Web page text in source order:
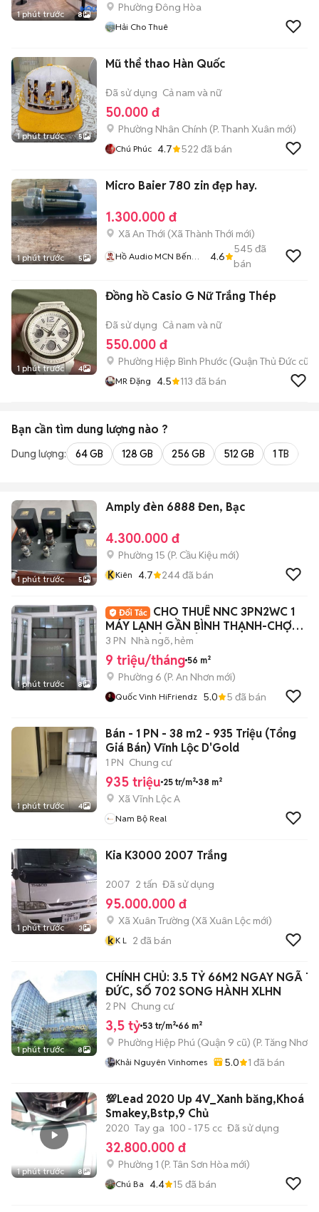
1 phút trước 8
Phường Đông Hòa
Hải Cho Thuê
1 phút trước 5
Mũ thể thao Hàn Quốc
Đã sử dụng Cả nam và nữ
50.000 đ
Phường Nhân Chính (P. Thanh Xuân mới)
Chú Phúc 4.7 522 đã bán
1 phút trước 5
Micro Baier 780 zin đẹp hay.
1.300.000 đ
Xã An Thới (Xã Thành Thới mới)
Hồ Audio MCN Bến
4.6
545 đã
bán
1 phút trước 4
Đồng hồ Casio G Nữ Trắng Thép
Đã sử dụng Cả nam và nữ
550.000 đ
Phường Hiệp Bình Phước (Quận Thủ Đức cũ)
MR Đặng 4.5 113 đã bán
Bạn cần tìm dung lượng nào ?
Dung lượng: 64 GB 128 GB 256 GB 512 GB 1 TB
1 phút trước 5
Amply đèn 6888 Đen, Bạc
4.300.000 đ
Phường 15 (P. Cầu Kiệu mới)
KKiên 4.7 244đã bán
1 phút trước 8
CHO THUÊ NNC 3PN2WC 1
MÁY LẠNH GẦN BÌNH THẠNH-CHỢ
HẠNH THÔNG TÂY
3 PN Nhà ngõ, hẻm
9 triệu/tháng 56 m²
Phường 6 (P. An Nhơn mới)
Quốc Vinh HiFriendz 5.0 5 đã bán
1 phút trước 4
Bán - 1 PN - 38 m2 - 935 Triệu (Tổng
Giá Bán) Vĩnh Lộc D'Gold
1 PN Chung cư
935 triệu 25 tr/m² 38 m²
Xã Vĩnh Lộc A
Nam Bộ Real
1 phút trước 3
Kia K3000 2007 Trắng
2007 2 tấn Đã sử dụng
95.000.000 đ
Xã Xuân Trường (Xã Xuân Lộc mới)
k K L 2 đã bán
1 phút trước 8
CHÍNH CHỦ: 3.5 TỶ 66M2 NGAY NGÃ
ĐỨC, SỐ 702 SONG HÀNH XLHN
2 PN Chung cư
3,5 tỷ 53 tr/m² 66 m²
Phường Hiệp Phú (Quận 9 cũ) (P. Tăng Nhơn
Khải Nguyên Vinhomes 5.0 1 đã bán
1 phút trước 8
💯Lead 2020 Up 4V_Xanh băng,Khoá
Smakey,Bstp,9 Chủ
2020 Tay ga 100 - 175 cc Đã sử dụng
32.800.000 đ
Phường 1 (P. Tân Sơn Hòa mới)
Chú Ba 4.4 15 đã bán